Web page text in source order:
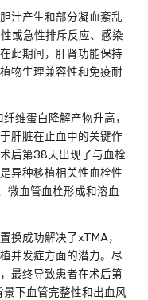
汁产生和部分凝血紊乱
或急性排斥反应、感染
此期间，肝肾功能保持
物生理兼容性和免疫耐
维蛋白降解产物升高，
肝脏在止血中的关键作
后第38天出现了与血栓
异种移植相关性血栓性
微血管血栓形成和溶血
换成功解决了xTMA，
并发症方面的潜力。尽
最终导致患者在术后第
景下血管完整性和出血风